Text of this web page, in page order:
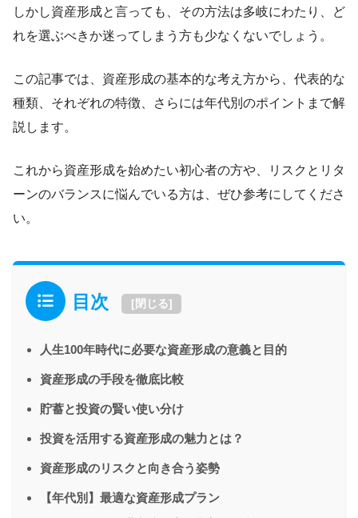
しかし資産形成と言っても、その方法は多岐にわたり、ど
れを選ぶべきか迷ってしまう方も少なくないでしょう。
この記事では、資産形成の基本的な考え方から、代表的な
種類、それぞれの特徴、さらには年代別のポイントまで解
説します。
これから資産形成を始めたい初心者の方や、リスクとリタ
ーンのバランスに悩んでいる方は、ぜひ参考にしてくださ
い。
目次 [閉じる]
人生100年時代に必要な資産形成の意義と目的
資産形成の手段を徹底比較
貯蓄と投資の賢い使い分け
投資を活用する資産形成の魅力とは？
資産形成のリスクと向き合う姿勢
【年代別】最適な資産形成プラン